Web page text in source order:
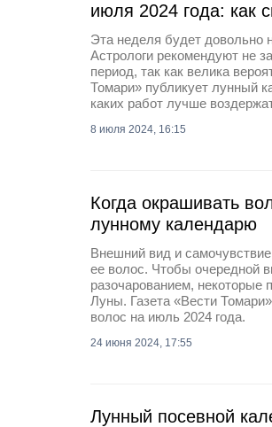
июля 2024 года: как
Эта неделя будет довольно
Астрологи рекомендуют не
период, так как велика
Томари» публикует лунный
каких работ лучше
8 июля 2024, 16:15
Когда окрашивать
лунному календарю
Внешний вид и
ее волос. Чтобы очередной
разочарованием, некоторые
Луны. Газета «Вести
волос на июль 2024 года.
24 июня 2024, 17:55
Лунный посевной